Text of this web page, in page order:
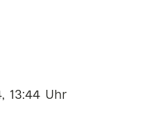
13:44 Uhr